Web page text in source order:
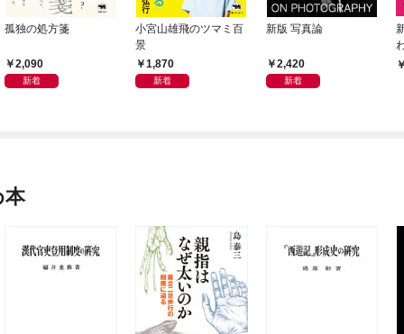
孤独の処方箋
2,090
新着
小宮山雄飛のツマミ百
景
1,870
新着
新版 写真論
2,420
新着
本